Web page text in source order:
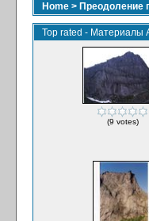
Home > Преодоление
Top rated - Материалы
(9 votes)